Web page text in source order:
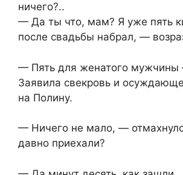
ничего?..
— Да ты что, мам? Я уже пять
после свадьбы набрал, —
— Пять для женатого мужчины
Заявила свекровь и
на Полину.
— Ничего не мало, —
давно приехали?